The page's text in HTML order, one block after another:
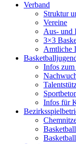
Verband
Struktur
Vereine
Aus- und
3×3
Amtliche
Infos
Infos für